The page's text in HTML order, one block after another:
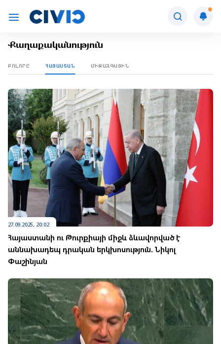
Քաղաքականություն
ԲՈԼՈՐԸ ՀԱՅԱՍՏԱՆ ՄԻՋԱԶԳԱՅԻՆ
27.09.2025, 20:02
Հայաստանի ու Թուրքիայի միջև ձևավորված է
աննախադեպ դրական երկխոսություն. Նիկոլ
Փաշինյան